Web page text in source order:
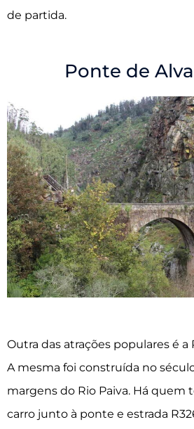
de partida.
Ponte de
Outra das atrações populares é
A mesma foi construída no
margens do Rio Paiva. Há quem
carro junto à ponte e estrada